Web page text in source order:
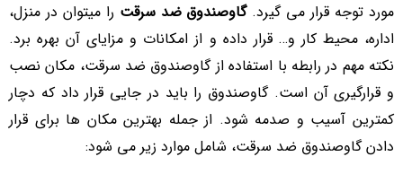
مورد توجه قرار می گیرد.گاوصندوق ضد سرقت را میتوان در منزل،
اداره، محیط کار و… قرار داده و از امکانات و مزایای آن بهره برد.
نکته مهم در رابطه با استفاده از گاوصندوق ضد سرقت، مکان نصب
و قرارگیری آن است. گاوصندوق را باید در جایی قرار داد که دچار
کمترین آسیب و صدمه شود. از جمله بهترین مکان ها برای قرار
دادن گاوصندوق ضد سرقت، شامل موارد زیر می شود: